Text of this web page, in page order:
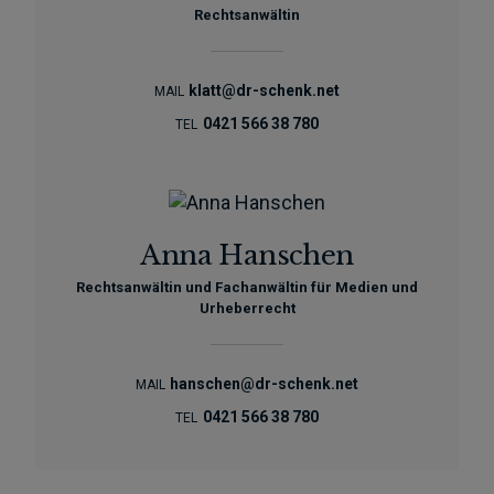
Rechtsanwältin
MAIL klatt@dr-schenk.net
TEL 0421 566 38 780
Anna Hanschen
Rechtsanwältin und Fachanwältin für Medien und
Urheberrecht
MAIL hanschen@dr-schenk.net
TEL 0421 566 38 780